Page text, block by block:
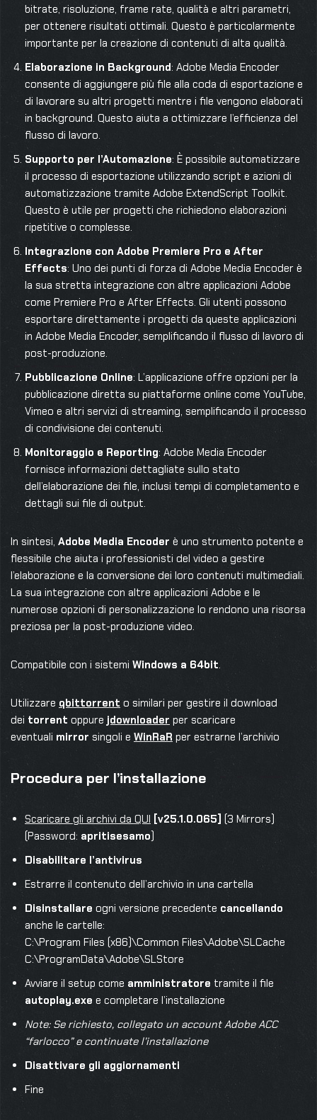
bitrate, risoluzione, frame rate, qualità e altri parametri,
per ottenere risultati ottimali. Questo è particolarmente
importante per la creazione di contenuti di alta qualità.
Elaborazione in Background: Adobe Media Encoder
consente di aggiungere più file alla coda di esportazione e
di lavorare su altri progetti mentre i file vengono elaborati
in background. Questo aiuta a ottimizzare l’efficienza del
flusso di lavoro.
Supporto per l’Automazione: È possibile automatizzare
il processo di esportazione utilizzando script e azioni di
automatizzazione tramite Adobe ExtendScript Toolkit.
Questo è utile per progetti che richiedono elaborazioni
ripetitive o complesse.
Integrazione con Adobe Premiere Pro e After
Effects: Uno dei punti di forza di Adobe Media Encoder è
la sua stretta integrazione con altre applicazioni Adobe
come Premiere Pro e After Effects. Gli utenti possono
esportare direttamente i progetti da queste applicazioni
in Adobe Media Encoder, semplificando il flusso di lavoro di
post-produzione.
Pubblicazione Online: L’applicazione offre opzioni per la
pubblicazione diretta su piattaforme online come YouTube,
Vimeo e altri servizi di streaming, semplificando il processo
di condivisione dei contenuti.
Monitoraggio e Reporting: Adobe Media Encoder
fornisce informazioni dettagliate sullo stato
dell’elaborazione dei file, inclusi tempi di completamento e
dettagli sui file di output.
In sintesi, Adobe Media Encoder è uno strumento potente e
flessibile che aiuta i professionisti del video a gestire
l’elaborazione e la conversione dei loro contenuti multimediali.
La sua integrazione con altre applicazioni Adobe e le
numerose opzioni di personalizzazione lo rendono una risorsa
preziosa per la post-produzione video.
Compatibile con i sistemi Windows a 64bit.
Utilizzare qbittorrent o similari per gestire il download
dei torrent oppure jdownloader per scaricare
eventuali mirror singoli e WinRaR per estrarne l’archivio
Procedura per l’installazione
Scaricare gli archivi da QUI [v25.1.0.065] (3 Mirrors)
(Password: apritisesamo)
Disabilitare l’antivirus
Estrarre il contenuto dell’archivio in una cartella
Disinstallare ogni versione precedente cancellando
anche le cartelle:
C:\Program Files (x86)\Common Files\Adobe\SLCache
C:\ProgramData\Adobe\SLStore
Avviare il setup come amministratore tramite il file
autoplay.exe e completare l’installazione
Note: Se richiesto, collegato un account Adobe ACC
“farlocco” e continuate l’installazione
Disattivare gli aggiornamenti
Fine